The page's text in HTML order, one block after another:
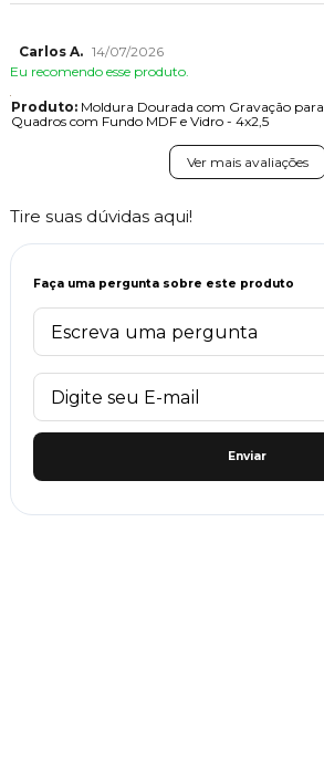
Carlos A. 14/07/2026
Eu recomendo esse produto.
Produto:Moldura Dourada com Gravação para
Quadros com Fundo MDF e Vidro - 4x2,5
Ver mais avaliações
Tire suas dúvidas aqui!
Faça uma pergunta sobre este produto
Enviar